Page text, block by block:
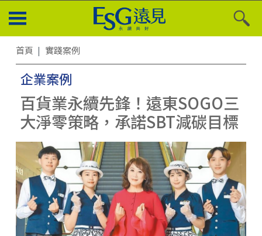
首頁 實踐案例
企業案例
百貨業永續先鋒！遠東SOGO三
大淨零策略，承諾SBT減碳目標